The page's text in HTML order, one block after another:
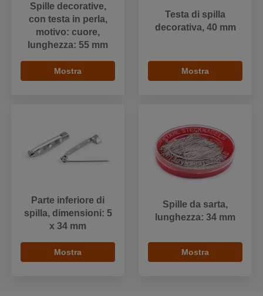
Spille decorative,
con testa in perla,
motivo: cuore,
lunghezza: 55 mm
Mostra
Testa di spilla
decorativa, 40 mm
Mostra
Parte inferiore di
spilla, dimensioni: 5
x 34 mm
Mostra
Spille da sarta,
lunghezza: 34 mm
Mostra